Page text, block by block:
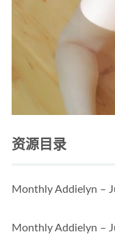
资源目录
Monthly Addielyn –
Monthly Addielyn –